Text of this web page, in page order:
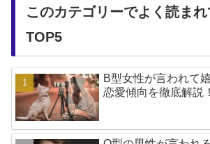
このカテゴリーでよく読ま
TOP5
B型女性が言われて
恋愛傾向を徹底解説！